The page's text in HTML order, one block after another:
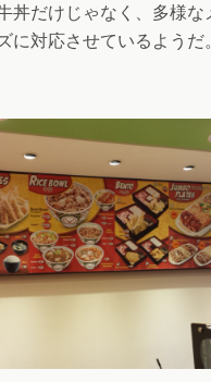
丼だけじゃなく、多様な
に対応させているようだ。